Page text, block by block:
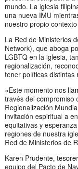
mundo. La iglesia
una nueva IMU
nuestro propio
La Red de Ministerios
Network), que aboga
LGBTQ en la iglesia,
regionalización,
tener políticas distintas
«Este momento nos
través del compromiso
Regionalización
invitación espiritual a
equitativas y
regiones de nuestra
Red de Ministerios de
Karen Prudente,
equipo del Pacto de